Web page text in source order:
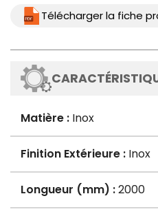
Télécharger la fiche
Matière : Inox
Finition Extérieure : Inox
Longueur (mm) :2000